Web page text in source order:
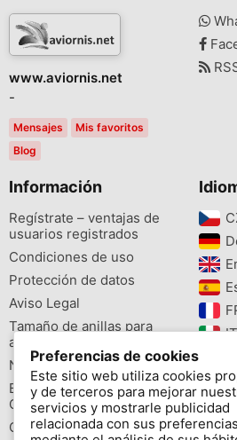
www.aviornis.net
-
Mensajes
Mis favoritos
Blog
Información
Regístrate – ventajas de
usuarios registrados
Condiciones de uso
Protección de datos
Aviso Legal
Tamaño de anillas para
aves
Newsletter
Buscador de especies
Cites
Colores de las anillas
IT‎
Preferencias de cookies
Este sitio web utiliza cookies
y de terceros para mejorar
servicios y mostrarle publicidad
relacionada con sus preferencias